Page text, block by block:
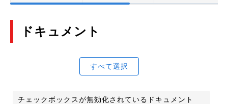
ドキュメント
すべて選択
チェックボックスが無効化されているドキュメント